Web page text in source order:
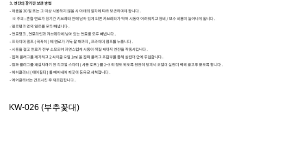
KW-026 (부추꽃대)